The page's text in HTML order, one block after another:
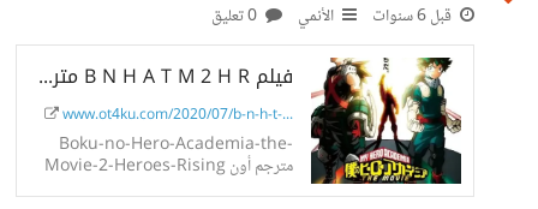
قبل 6 سنوات الأنمي
فيلم B N H A T M 2 H R مترجم أون لاين
www.ot4ku.com/2020/07/b-n-h-t-...
Boku-no-Hero-Academia-the-
Movie-2-Heroes-Rising مترجم أون